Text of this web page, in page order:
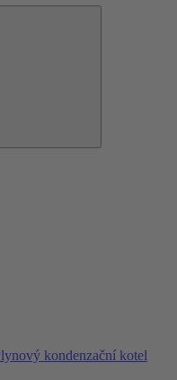
kondenzační kotel